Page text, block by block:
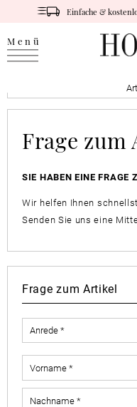
Einfache &
Menü
Frage zum
SIE HABEN EINE FRAGE
Wir helfen Ihnen
Senden Sie uns eine
Frage zum Artikel